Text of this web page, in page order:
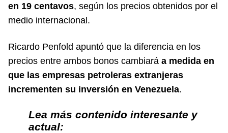
en 19 centavos, según los precios obtenidos por el
medio internacional.
Ricardo Penfold apuntó que la diferencia en los
precios entre ambos bonos cambiará a medida en
que las empresas petroleras extranjeras
incrementen su inversión en Venezuela.
Lea más contenido interesante y
actual: